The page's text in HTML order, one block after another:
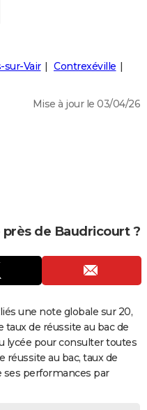
sur-Vair
Contrexéville
Mise à jour le 03/04/26
de Baudricourt ?
une note globale sur 20,
de réussite au bac de
lycée pour consulter toutes
réussite au bac, taux de
ses performances par